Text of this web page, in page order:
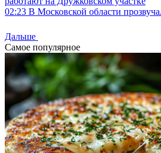
02:23 В Московской области
Дальше
Самое популярное